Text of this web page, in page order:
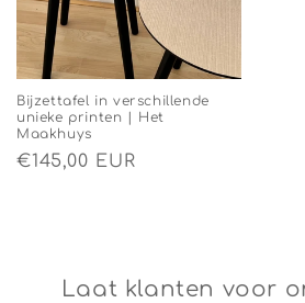
Bijzettafel in verschillende
unieke printen | Het
Maakhuys
Normale
€145,00 EUR
Laat klanten voor